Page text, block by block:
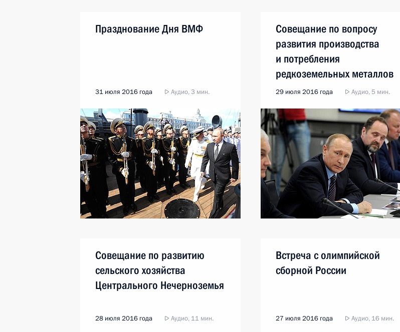
Празднование Дня ВМФ
31 июля 2016 года Аудио, 3 мин.
Совещание по вопросу
развития производства
и потребления
редкоземельных металлов
29 июля 2016 года Аудио, 5 мин.
Совещание по развитию
сельского хозяйства
Центрального Нечерноземья
28 июля 2016 года Аудио, 11 мин.
Встреча с олимпийской
сборной России
27 июля 2016 года Аудио, 16 мин.